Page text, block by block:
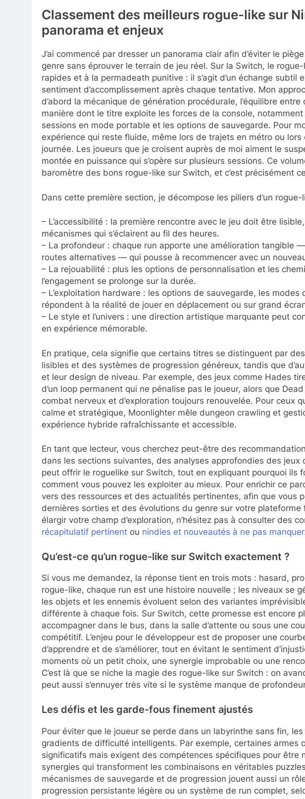
Classement des meilleurs rogue-like sur
panorama et enjeux
J’ai commencé par dresser un panorama clair afin d’éviter le
genre sans éprouver le terrain de jeu réel. Sur la Switch, le
rapides et à la permadeath punitive : il s’agit d’un échange
sentiment d’accomplissement après chaque tentative. Mon
d’abord la mécanique de génération procédurale, l’équilibre
manière dont le titre exploite les forces de la console, notamment
sessions en mode portable et les options de sauvegarde. Pour
expérience qui reste fluide, même lors de trajets en métro ou lors
journée. Les joueurs que je croisent auprès de moi aiment le
montée en puissance qui s’opère sur plusieurs sessions. Ce
baromètre des bons rogue-like sur Switch, et c’est précisément
Dans cette première section, je décompose les piliers d’un
– L’accessibilité : la première rencontre avec le jeu doit être
mécanismes qui s’éclairent au fil des heures.
– La profondeur : chaque run apporte une amélioration tangible
routes alternatives — qui pousse à recommencer avec un
– La rejouabilité : plus les options de personnalisation et les
l’engagement se prolonge sur la durée.
– L’exploitation hardware : les options de sauvegarde, les modes
répondent à la réalité de jouer en déplacement ou sur grand
– Le style et l’univers : une direction artistique marquante peut
en expérience mémorable.
En pratique, cela signifie que certains titres se distinguent par
lisibles et des systèmes de progression généreux, tandis que
et leur design de niveau. Par exemple, des jeux comme Hades
d’un loop permanent qui ne pénalise pas le joueur, alors que
combat nerveux et d’exploration toujours renouvelée. Pour ceux
calme et stratégique, Moonlighter mêle dungeon crawling et
expérience hybride rafraîchissante et accessible.
En tant que lecteur, vous cherchez peut-être des
dans les sections suivantes, des analyses approfondies des jeux
peut offrir le roguelike sur Switch, tout en expliquant pourquoi ils
comment vous pouvez les exploiter au mieux. Pour enrichir ce
vers des ressources et des actualités pertinentes, afin que vous
dernières sorties et des évolutions du genre sur votre plateforme
élargir votre champ d’exploration, n’hésitez pas à consulter des
récapitulatif pertinent ou nindies et nouveautés à ne pas manquer
Qu’est-ce qu’un rogue-like sur Switch exactement ?
Si vous me demandez, la réponse tient en trois mots : hasard,
rogue-like, chaque run est une histoire nouvelle ; les niveaux se
les objets et les ennemis évoluent selon des variantes
différente à chaque fois. Sur Switch, cette promesse est encore
accompagner dans le bus, dans la salle d’attente ou sous une
compétitif. L’enjeu pour le développeur est de proposer une
d’apprendre et de s’améliorer, tout en évitant le sentiment
moments où un petit choix, une synergie improbable ou une
C’est là que se niche la magie des rogue-like sur Switch : on
peut aussi s’ennuyer très vite si le système manque de
Les défis et les garde-fous finement ajustés
Pour éviter que le joueur se perde dans un labyrinthe sans fin,
gradients de difficulté intelligents. Par exemple, certaines armes
significatifs mais exigent des compétences spécifiques pour être
synergies qui transforment les combinaisons en véritables
mécanismes de sauvegarde et de progression jouent aussi un
progression persistante légère ou un système de run complet,